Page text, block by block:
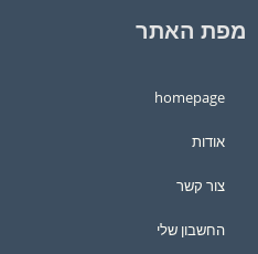
מפת האתר
homepage
אודות
צור קשר
החשבון שלי